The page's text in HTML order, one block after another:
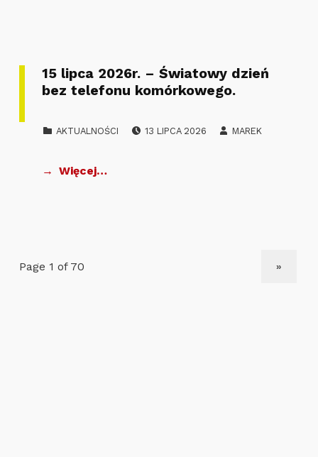
15 lipca 2026r. – Światowy dzień
bez telefonu komórkowego.
AKTUALNOŚCI
13 LIPCA 2026
MAREK
Więcej…
»